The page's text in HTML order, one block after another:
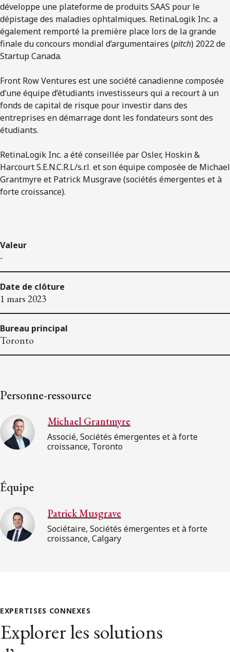
développe une plateforme de produits SAAS pour le
dépistage des maladies ophtalmiques. RetinaLogik Inc. a
également remporté la première place lors de la grande
finale du concours mondial d’argumentaires (pitch) 2022 de
Startup Canada.
Front Row Ventures est une société canadienne composée
d’une équipe d’étudiants investisseurs qui a recourt à un
fonds de capital de risque pour investir dans des
entreprises en démarrage dont les fondateurs sont des
étudiants.
RetinaLogik Inc. a été conseillée par Osler, Hoskin &
Harcourt S.E.N.C.R.L/s.r.l. et son équipe composée de Michael
Grantmyre et Patrick Musgrave (sociétés émergentes et à
forte croissance).
Valeur
-
Date de clôture
1 mars 2023
Bureau principal
Toronto
Personne-ressource
Michael Grantmyre
Associé, Sociétés émergentes et à forte
croissance, Toronto
Équipe
Patrick Musgrave
Sociétaire, Sociétés émergentes et à forte
croissance, Calgary
EXPERTISES CONNEXES
Explorer les solutions